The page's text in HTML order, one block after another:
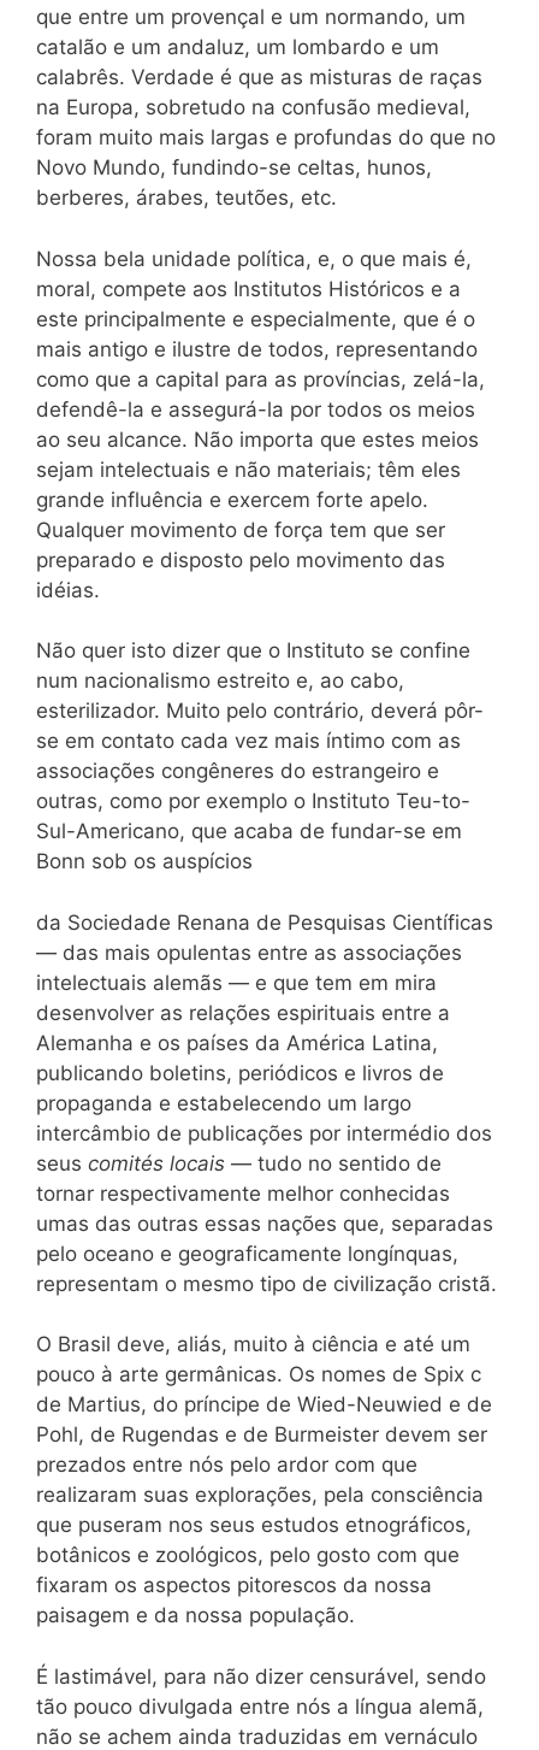
que entre um provençal e um normando, um
catalão e um andaluz, um lombardo e um
calabrês. Verdade é que as misturas de raças
na Europa, sobretudo na confusão medieval,
foram muito mais largas e profundas do que no
Novo Mundo, fundindo-se celtas, hunos,
berberes, árabes, teutões, etc.
Nossa bela unidade política, e, o que mais é,
moral, compete aos Institutos Históricos e a
este principalmente e especialmente, que é o
mais antigo e ilustre de todos, representando
como que a capital para as províncias, zelá-la,
defendê-la e assegurá-la por todos os meios
ao seu alcance. Não importa que estes meios
sejam intelectuais e não materiais; têm eles
grande influência e exercem forte apelo.
Qualquer movimento de força tem que ser
preparado e disposto pelo movimento das
idéias.
Não quer isto dizer que o Instituto se confine
num nacionalismo estreito e, ao cabo,
esterilizador. Muito pelo contrário, deverá pôr-
se em contato cada vez mais íntimo com as
associações congêneres do estrangeiro e
outras, como por exemplo o Instituto Teu-to-
Sul-Americano, que acaba de fundar-se em
Bonn sob os auspícios
da Sociedade Renana de Pesquisas Científicas
— das mais opulentas entre as associações
intelectuais alemãs — e que tem em mira
desenvolver as relações espirituais entre a
Alemanha e os países da América Latina,
publicando boletins, periódicos e livros de
propaganda e estabelecendo um largo
intercâmbio de publicações por intermédio dos
seus comités locais — tudo no sentido de
tornar respectivamente melhor conhecidas
umas das outras essas nações que, separadas
pelo oceano e geograficamente longínquas,
representam o mesmo tipo de civilização cristã.
O Brasil deve, aliás, muito à ciência e até um
pouco à arte germânicas. Os nomes de Spix c
de Martius, do príncipe de Wied-Neuwied e de
Pohl, de Rugendas e de Burmeister devem ser
prezados entre nós pelo ardor com que
realizaram suas explorações, pela consciência
que puseram nos seus estudos etnográficos,
botânicos e zoológicos, pelo gosto com que
fixaram os aspectos pitorescos da nossa
paisagem e da nossa população.
É lastimável, para não dizer censurável, sendo
tão pouco divulgada entre nós a língua alemã,
não se achem ainda traduzidas em vernáculo